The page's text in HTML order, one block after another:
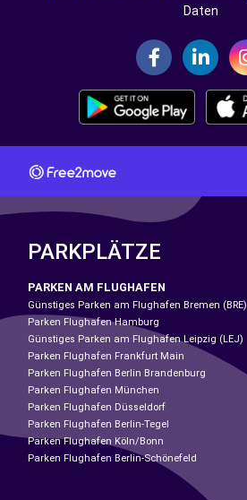
Daten
PARKPLÄTZE
PARKEN AM FLUGHAFEN
Günstiges Parken am Flughafen Bremen (BRE)
Parken Flughafen Hamburg
Günstiges Parken am Flughafen Leipzig (LEJ)
Parken Flughafen Frankfurt Main
Parken Flughafen Berlin Brandenburg
Parken Flughafen München
Parken Flughafen Düsseldorf
Parken Flughafen Berlin-Tegel
Parken Flughafen Köln/Bonn
Parken Flughafen Berlin-Schönefeld